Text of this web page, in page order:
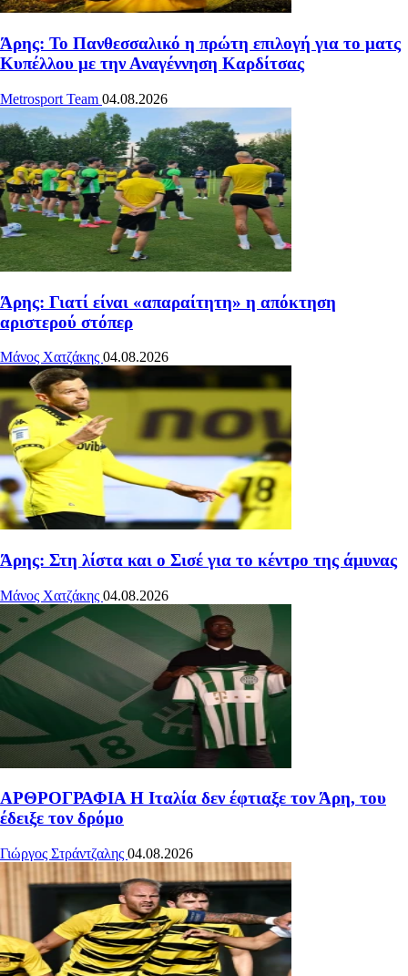
Άρης: Το Πανθεσσαλικό η πρώτη επιλογή για το ματς
Κυπέλλου με την Αναγέννηση Καρδίτσας
Metrosport Team 04.08.2026
Άρης: Γιατί είναι «απαραίτητη» η απόκτηση
αριστερού στόπερ
Μάνος Χατζάκης 04.08.2026
Άρης: Στη λίστα και ο Σισέ για το κέντρο της άμυνας
Μάνος Χατζάκης 04.08.2026
ΑΡΘΡΟΓΡΑΦΙΑΗ Ιταλία δεν έφτιαξε τον Άρη, του
έδειξε τον δρόμο
Γιώργος Στράντζαλης 04.08.2026